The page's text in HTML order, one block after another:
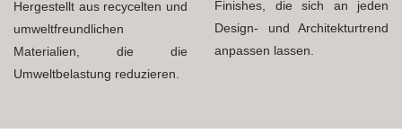
Hergestellt aus recycelten und
umweltfreundlichen
Materialien, die die
Umweltbelastung reduzieren.
Finishes, die sich an jeden
Design- und Architekturtrend
anpassen lassen.